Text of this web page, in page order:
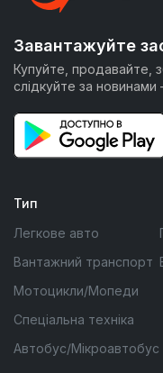
Завантажуйте
Купуйте, продавайте,
слідкуйте за
Тип
Легкове авто
Вантажний транспорт
Мотоцикли/Мопеди
Спеціальна техніка
Автобус/Мікроавтобус